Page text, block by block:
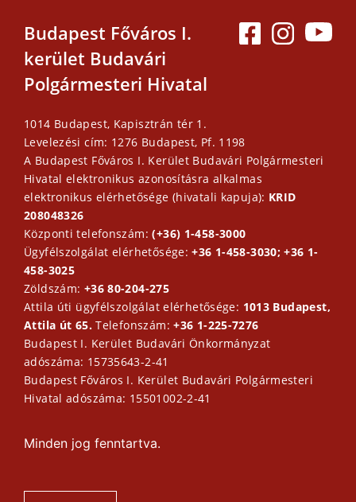
Budapest Főváros I.
kerület Budavári
Polgármesteri Hivatal
1014 Budapest, Kapisztrán tér 1.
Levelezési cím: 1276 Budapest, Pf. 1198
A Budapest Főváros I. Kerület Budavári Polgármesteri
Hivatal elektronikus azonosításra alkalmas
elektronikus elérhetősége (hivatali kapuja): KRID
208048326
Központi telefonszám:(+36) 1-458-3000
Ügyfélszolgálat elérhetősége:+36 1-458-3030; +36 1-
458-3025
Zöldszám: +36 80-204-275
Attila úti ügyfélszolgálat elérhetősége: 1013 Budapest,
Attila út 65.Telefonszám:+36 1-225-7276
Budapest I. Kerület Budavári Önkormányzat
adószáma: 15735643-2-41
Budapest Főváros I. Kerület Budavári Polgármesteri
Hivatal adószáma: 15501002-2-41
Minden jog fenntartva.